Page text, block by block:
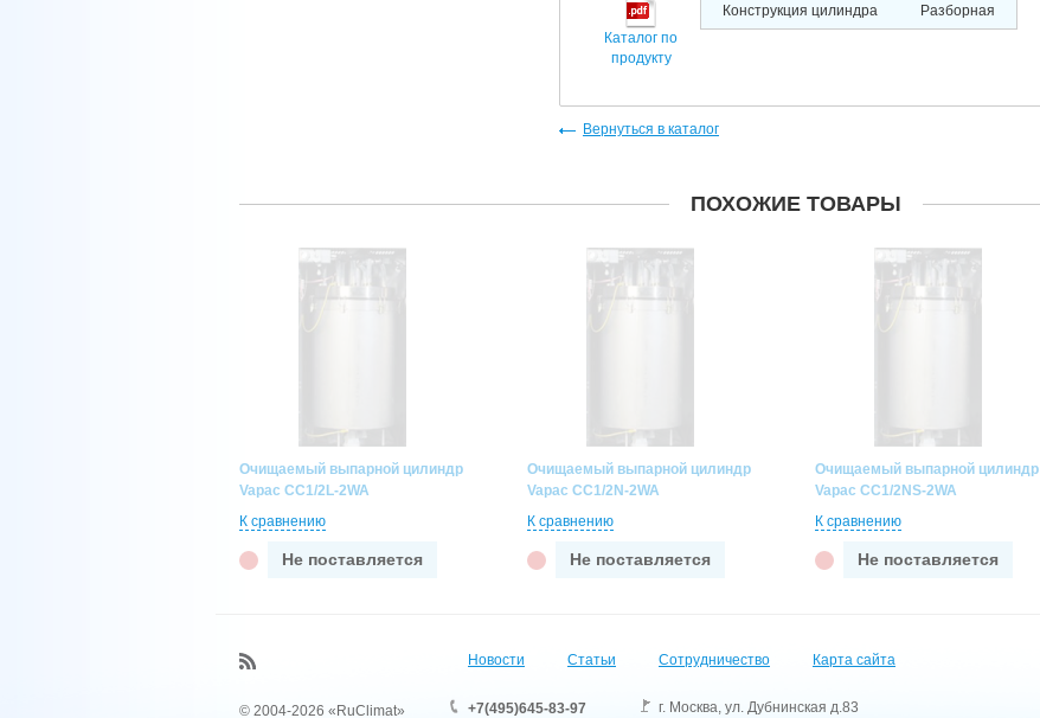
Каталог по
продукту
Конструкция цилиндра Разборная
Вернуться в каталог
ПОХОЖИЕ ТОВАРЫ
Очищаемый выпарной цилиндр
Vapac CC1/2L-2WA
К сравнению
Не поставляется
Очищаемый выпарной цилиндр
Vapac CC1/2N-2WA
К сравнению
Не поставляется
Очищаемый выпарной цилиндр
Vapac CC1/2NS-2WA
К сравнению
Не поставляется
© 2004-2026 «RuClimat»
Новости Статьи Сотрудничество Карта сайта
+7(495)645-83-97 г. Москва, ул. Дубнинская д.83